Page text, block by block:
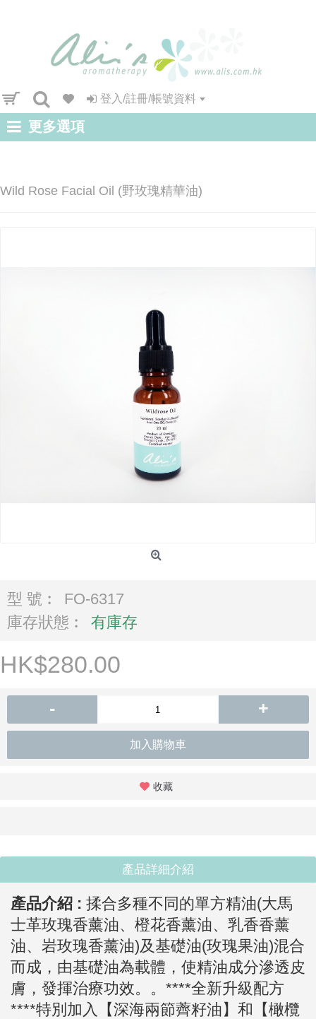
登入/註冊/帳號資料
更多選項
Wild Rose Facial Oil (野玫瑰精華油)
型 號︰
FO-6317
庫存狀態︰
有庫存
HK$280.00
- +
加入購物車
收藏
產品詳細介紹
產品介紹 : 揉合多種不同的單方精油(大馬
士革玫瑰香薰油、橙花香薰油、乳香香薰
油、岩玫瑰香薰油)及基礎油(玫瑰果油)混合
而成，由基礎油為載體，使精油成分滲透皮
膚，發揮治療功效。。****全新升級配方
****特別加入【深海兩節薺籽油】和【橄欖